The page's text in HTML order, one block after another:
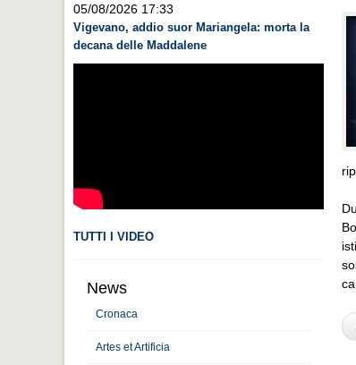
05/08/2026 17:33
Vigevano, addio suor Mariangela: morta la
decana delle Maddalene
TUTTI I VIDEO
News
Cronaca
Artes et Artificia